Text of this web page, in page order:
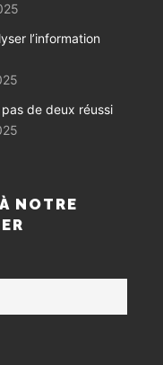
l’information
pas de deux réussi
NOTRE